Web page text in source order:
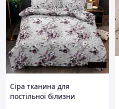
Сіра тканина для
постільної білизни